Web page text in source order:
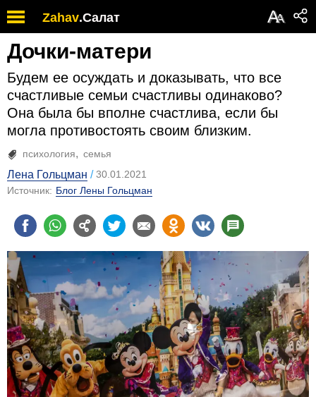
Zahav.Салат АА
Дочки-матери
Будем ее осуждать и доказывать, что все
счастливые семьи счастливы одинаково?
Она была бы вполне счастлива, если бы
могла противостоять своим близким.
психология семья
Лена Гольцман
30.01.2021
Источник: Блог Лены Гольцман